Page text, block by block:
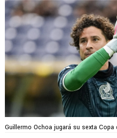
Guillermo Ochoa jugará su sexta Copa